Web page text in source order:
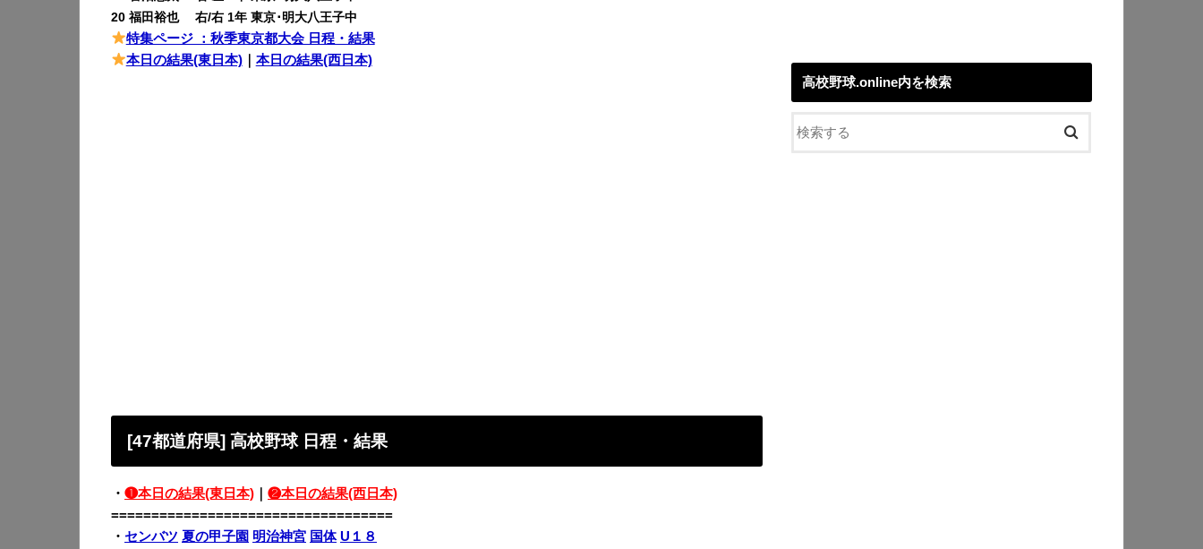
20 福田裕也 右/右 1年 東京･明大八王子中
特集ページ ：秋季東京都大会 日程・結果
本日の結果(東日本)｜ 本日の結果(西日本)
[47都道府県] 高校野球 日程・結果
・ ❶本日の結果(東日本)
❷本日の結果(西日本)
===================================
・ センバツ 夏の甲子園 明治神宮 国体 U１８
高校野球.online内を検索